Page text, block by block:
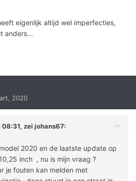
eigenlijk altijd wel imperfecties,
anders...
2020
zei johans67:
2020 en de laatste update op
inch , nu is mijn vraag ?
je fouten kan melden met